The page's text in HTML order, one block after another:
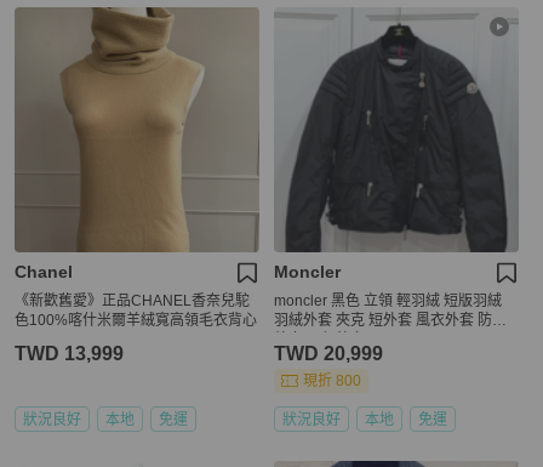
Chanel
《新歡舊愛》正品CHANEL香奈兒駝
色100%喀什米爾羊絨寬高領毛衣背心
TWD 13,999
狀況良好 本地 免運
Moncler
moncler 黑色 立領 輕羽絨 短版羽絨
羽絨外套 夾克 短外套 風衣外套 防風
TWD 20,999
現折 800
狀況良好 本地 免運